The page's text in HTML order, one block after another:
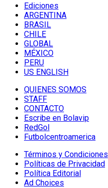
Ediciones
ARGENTINA
BRASIL
CHILE
GLOBAL
MÉXICO
PERU
US ENGLISH
QUIENES SOMOS
STAFF
CONTACTO
Escribe en Bolavip
RedGol
Futbolcentroamerica
Términos y Condiciones
Políticas de Privacidad
Política Editorial
Ad Choices